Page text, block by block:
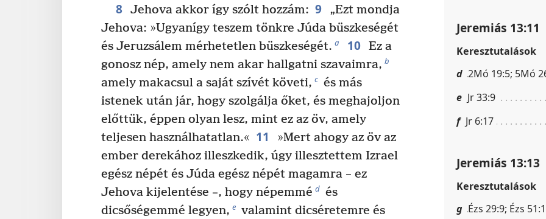
8 Jehova akkor így szólt hozzám: 9
„Ezt mondja
Jehova: »Ugyanígy teszem tönkre Júda büszkeségét
és Jeruzsálem mérhetetlen büszkeségét. a 10 Ez a
gonosz nép, amely nem akar hallgatni szavaimra, b
amely makacsul a saját szívét követi, c és más
istenek után jár, hogy szolgálja őket, és meghajoljon
előttük, éppen olyan lesz, mint ez az öv, amely
teljesen használhatatlan.« 11
»Mert ahogy az öv az
ember derekához illeszkedik, úgy illesztettem Izrael
egész népét és Júda egész népét magamra – ez
Jehova kijelentése –, hogy népemmé d és
dicsőségemmé legyen, e valamint dicséretemre és
Jeremiás 13:11
Keresztutalások
d 2Mó 19:5; 5Mó
e Jr 33:9
f Jr 6:17
Jeremiás 13:13
Keresztutalások
g Ézs 29:9; Ézs